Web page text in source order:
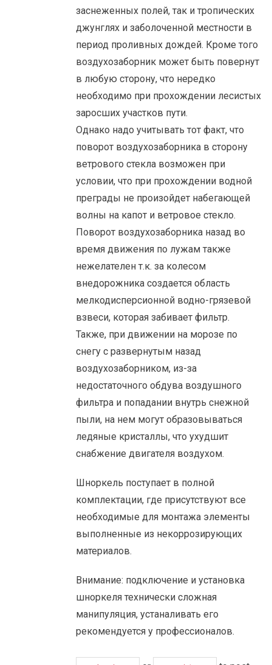
заснеженных полей, так и тропических
джунглях и заболоченной местности в
период проливных дождей. Кроме того
воздухозаборник может быть повернут
в любую сторону, что нередко
необходимо при прохождении лесистых
заросших участков пути.
Однако надо учитывать тот факт, что
поворот воздухозаборника в сторону
ветрового стекла возможен при
условии, что при прохождении водной
преграды не произойдет набегающей
волны на капот и ветровое стекло.
Поворот воздухозаборника назад во
время движения по лужам также
нежелателен т.к. за колесом
внедорожника создается область
мелкодисперсионной водно-грязевой
взвеси, которая забивает фильтр.
Также, при движении на морозе по
снегу с развернутым назад
воздухозаборником, из-за
недостаточного обдува воздушного
фильтра и попадании внутрь снежной
пыли, на нем могут образовываться
ледяные кристаллы, что ухудшит
снабжение двигателя воздухом.
Шноркель поступает в полной
комплектации, где присутствуют все
необходимые для монтажа элементы
выполненные из некоррозирующих
материалов.
Внимание: подключение и установка
шноркеля технически сложная
манипуляция, устаналивать его
рекомендуется у профессионалов.